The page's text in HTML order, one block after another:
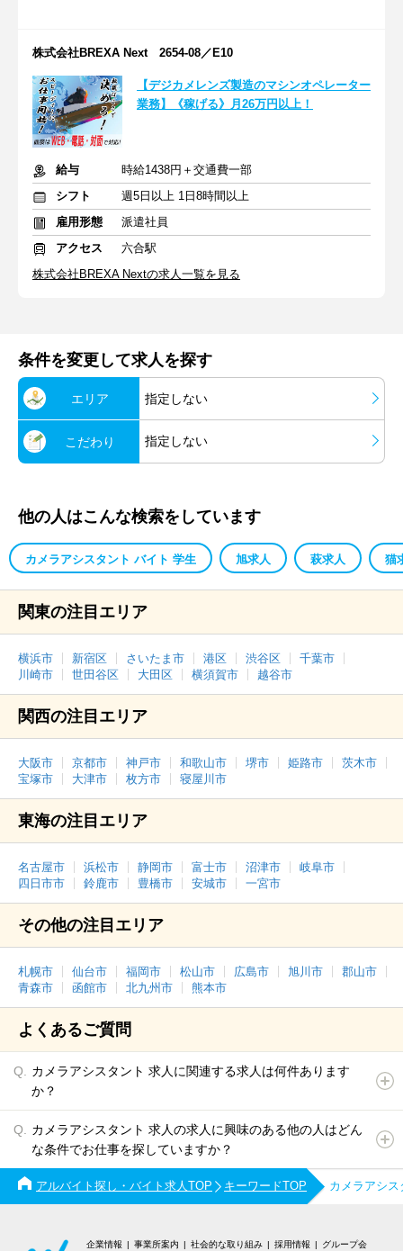
株式会社BREXA Next 2654-08／E10
【デジカメレンズ製造のマシンオペレーター
業務】《稼げる》月26万円以上！
給与
時給1438円＋交通費一部
シフト
週5日以上 1日8時間以上
雇用形態
派遣社員
アクセス
六合駅
株式会社BREXA Nextの求人一覧を見る
条件を変更して求人を探す
エリア 指定しない
こだわり 指定しない
他の人はこんな検索をしています
カメラアシスタント バイト 学生 旭求人 萩求人 猫
関東の注目エリア
横浜市 新宿区 さいたま市 港区 渋谷区
千葉市
川崎市
世田谷区 大田区 横須賀市 越谷市
関西の注目エリア
大阪市 京都市 神戸市 和歌山市 堺市 姫路市
茨木市
宝塚市
大津市 枚方市 寝屋川市
東海の注目エリア
名古屋市 浜松市 静岡市 富士市 沼津市
岐阜市
四日市市
鈴鹿市 豊橋市 安城市 一宮市
その他の注目エリア
札幌市 仙台市 福岡市 松山市 広島市 旭川市
郡山市
青森市
函館市 北九州市 熊本市
よくあるご質問
カメラアシスタント 求人に関連する求人は何件あります
か？
カメラアシスタント 求人の求人に興味のある他の人はどん
な条件でお仕事を探していますか？
アルバイト探し・バイト求人TOP キーワードTOP カメラアシ
企業情報 事業所案内 社会的な取り組み 採用情報 グループ会